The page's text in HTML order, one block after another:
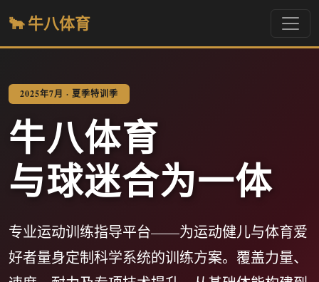
🐂 牛八体育
2025年7月 · 夏季特训季
牛八体育
与球迷合为一体
专业运动训练指导平台——为运动健儿与体育爱
好者量身定制科学系统的训练方案。覆盖力量、